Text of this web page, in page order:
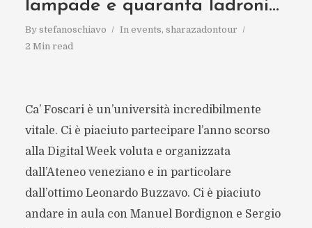
lampade e quaranta ladroni…
By stefanoschiavo In events, sharazadontour
2 Min read
Ca’ Foscari è un’università incredibilmente
vitale. Ci è piaciuto partecipare l’anno scorso
alla Digital Week voluta e organizzata
dall’Ateneo veneziano e in particolare
dall’ottimo Leonardo Buzzavo. Ci è piaciuto
andare in aula con Manuel Bordignon e Sergio